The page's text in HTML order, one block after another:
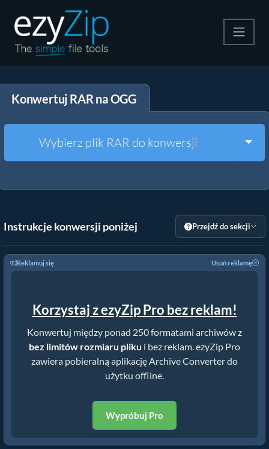
Rozpakuj
Inne narzędzia
Konwertuj RAR na OGG
Wybierz plik RAR do konwersji
Instrukcje konwersji poniżej Przejdź do sekcji
Reklamuj się Usuń reklamę
Korzystaj z ezyZip Pro bez reklam!
Konwertuj między ponad 250 formatami archiwów z
bez limitów rozmiaru pliku i bez reklam. ezyZip Pro
zawiera pobieralną aplikację Archive Converter do
użytku offline.
Wypróbuj Pro